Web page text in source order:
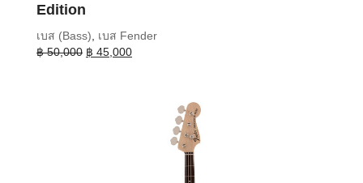
Edition
เบส (Bass)
เบส Fender
฿50,000 Original
฿ 45,000Current